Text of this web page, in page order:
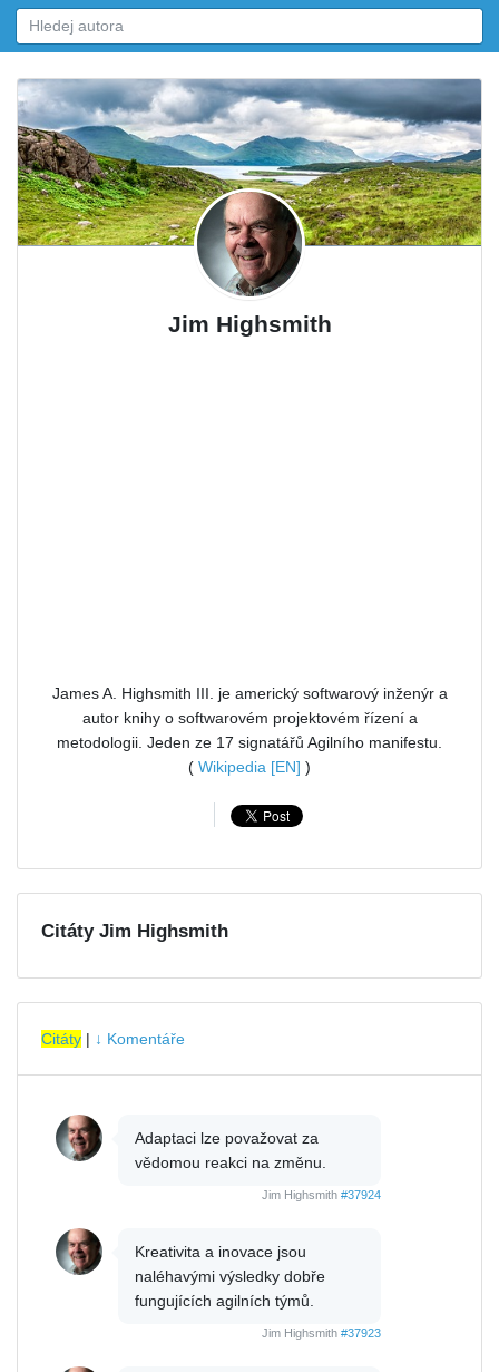
Jim Highsmith
James A. Highsmith III. je americký softwarový inženýr a
autor knihy o softwarovém projektovém řízení a
metodologii. Jeden ze 17 signatářů Agilního manifestu.
( Wikipedia [EN] )
Citáty Jim Highsmith
Citáty | ↓ Komentáře
Adaptaci lze považovat za
vědomou reakci na změnu.
Jim Highsmith #37924
Kreativita a inovace jsou
naléhavými výsledky dobře
fungujících agilních týmů.
Jim Highsmith #37923